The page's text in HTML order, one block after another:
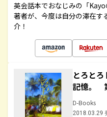
英会話本でおなじみの「
著者が、今度は自分の滞在す
介！
とろと
記憶。
D-Books
2018.03.29